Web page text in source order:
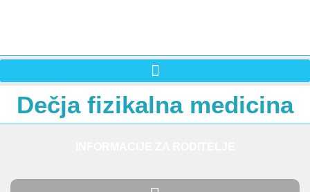
Dečja fizikalna medicina